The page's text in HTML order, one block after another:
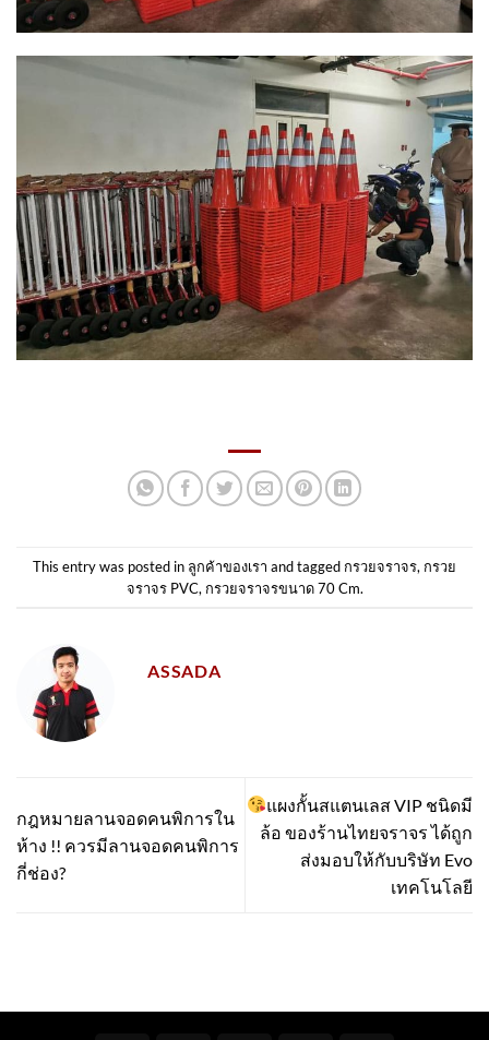
This entry was posted in ลูกค้าของเรา and tagged กรวยจราจร, กรวย
จราจร PVC, กรวยจราจรขนาด 70 Cm.
ASSADA
กฎหมายลานจอดคนพิการใน
ห้าง !! ควรมีลานจอดคนพิการ
กี่ช่อง?
แผงกั้นสแตนเลส VIP ชนิดมี
ล้อ ของร้านไทยจราจร ได้ถูก
ส่งมอบให้กับบริษัท Evo
เทคโนโลยี